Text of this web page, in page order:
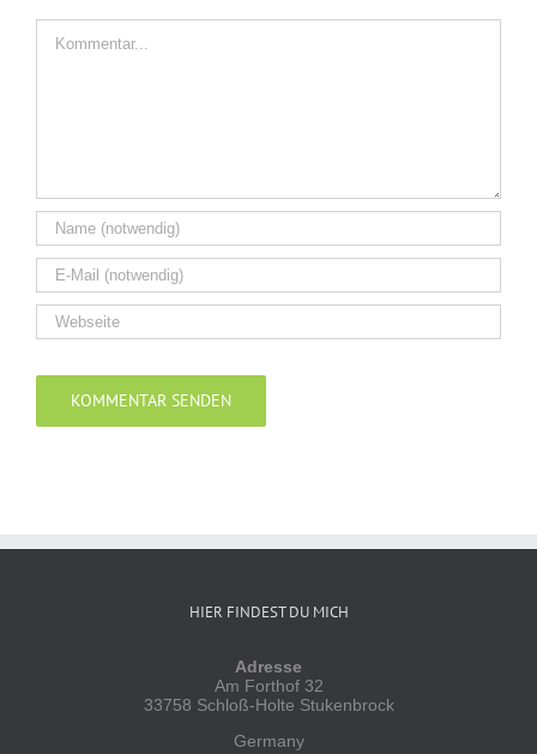
Kommentar
HIER FINDEST DU MICH
Adresse
Am Forthof 32
33758 Schloß-Holte Stukenbrock
Germany